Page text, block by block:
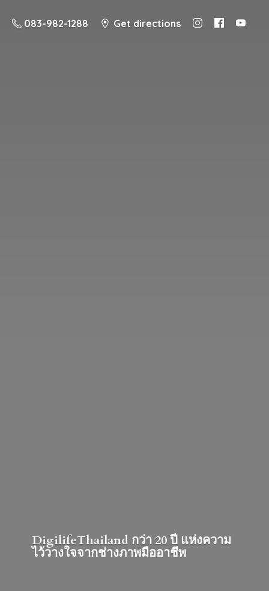
083-982-1288 Get directions
DigilifeThailand กว่า 20 ปี แห่งความ
ไว้วางใจจากช่างภาพมืออาชีพ